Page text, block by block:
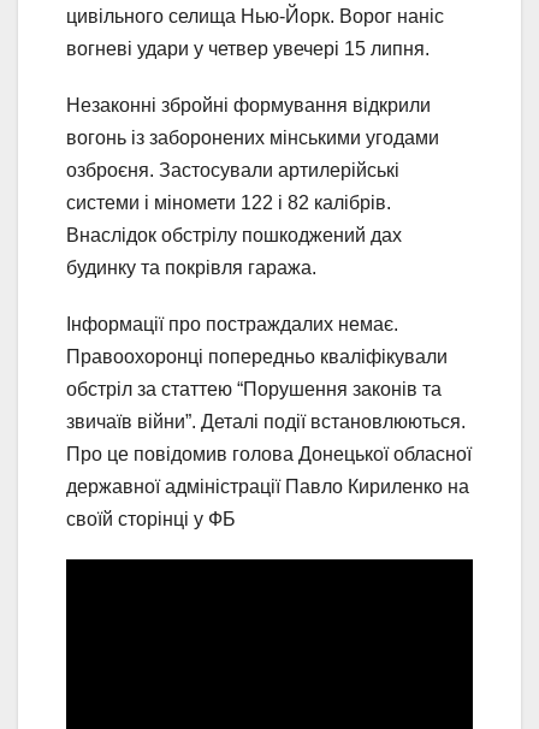
цивільного селища Нью-Йорк. Ворог наніс
вогневі удари у четвер увечері 15 липня.
Незаконні збройні формування відкрили
вогонь із заборонених мінськими угодами
озброєня. Застосували артилерійські
системи і міномети 122 і 82 калібрів.
Внаслідок обстрілу пошкоджений дах
будинку та покрівля гаража.
Інформації про постраждалих немає.
Правоохоронці попередньо кваліфікували
обстріл за статтею “Порушення законів та
звичаїв війни”. Деталі події встановлюються.
Про це повідомив голова Донецької обласної
державної адміністрації Павло Кириленко на
своїй сторінці у ФБ